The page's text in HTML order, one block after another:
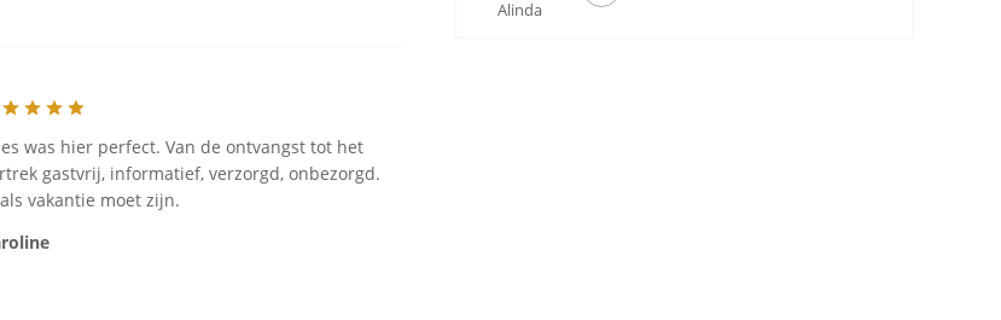
was hier perfect. Van de ontvangst tot het
gastvrij, informatief, verzorgd, onbezorgd.
vakantie moet zijn.
Alinda